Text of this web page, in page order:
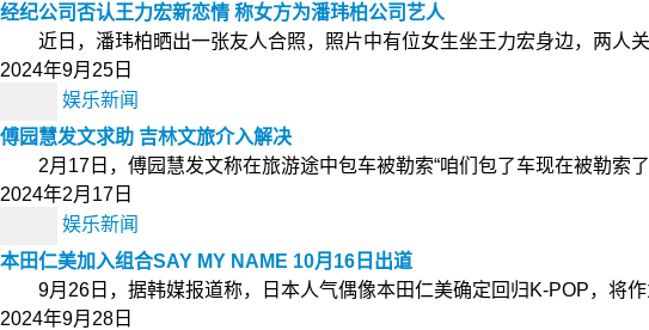
经纪公司否认王力宏新恋情 称女方为潘玮柏公司艺人
近日，潘玮柏晒出一张友人合照，照片中有位女生坐王力宏身边，两人
2024年9月25日
娱乐新闻
傅园慧发文求助 吉林文旅介入解决
2月17日，傅园慧发文称在旅游途中包车被勒索“咱们包了车现在被勒索
2024年2月17日
娱乐新闻
本田仁美加入组合SAY MY NAME 10月16日出道
9月26日，据韩媒报道称，日本人气偶像本田仁美确定回归K-POP，将
2024年9月28日